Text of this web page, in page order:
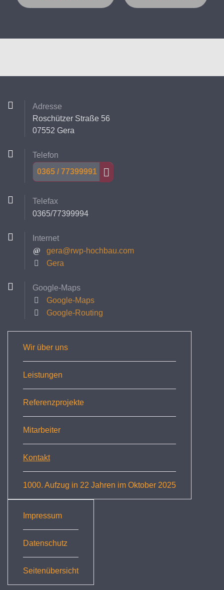
Adresse
Roschützer Straße 56
07552 Gera
Telefon
0365 / 77399991
Telefax
0365/77399994
Internet
gera@rwp-hochbau.com
Gera
Google-Maps
Google-Maps
Google-Routing
Wir über uns
Leistungen
Referenzprojekte
Mitarbeiter
Kontakt
1000. Aufzug in 22 Jahren im Oktober 2025
Impressum
Datenschutz
Seitenübersicht